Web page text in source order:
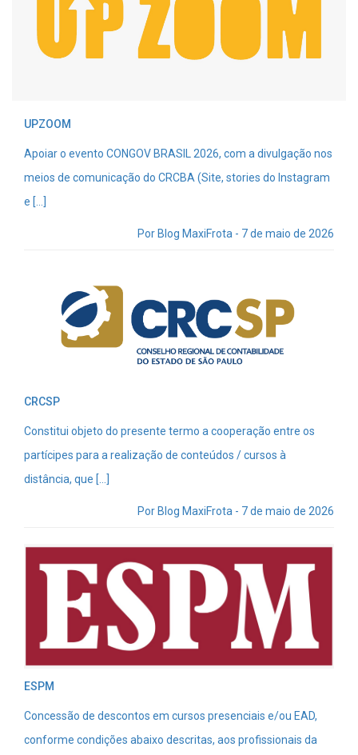
UPZOOM
Apoiar o evento CONGOV BRASIL 2026, com a divulgação nos
meios de comunicação do CRCBA (Site, stories do Instagram
e […]
Por Blog MaxiFrota - 7 de maio de 2026
CRCSP
Constitui objeto do presente termo a cooperação entre os
partícipes para a realização de conteúdos / cursos à
distância, que […]
Por Blog MaxiFrota - 7 de maio de 2026
ESPM
Concessão de descontos em cursos presenciais e/ou EAD,
conforme condições abaixo descritas, aos profissionais da